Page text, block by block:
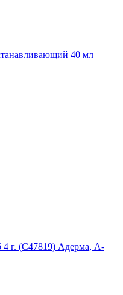
40 мл
4 г. (C47819) Адерма, А-